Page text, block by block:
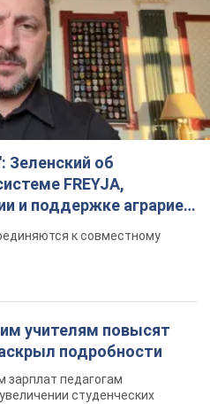
Зеленский об
FREYJA,
и поддержке аграриев.
к совместному
учителям повысят
подробности
педагогам
студенческих